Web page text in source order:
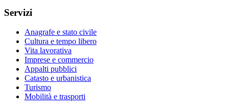
Servizi
Anagrafe e stato civile
Cultura e tempo libero
Vita lavorativa
Imprese e commercio
Appalti pubblici
Catasto e urbanistica
Turismo
Mobilità e trasporti